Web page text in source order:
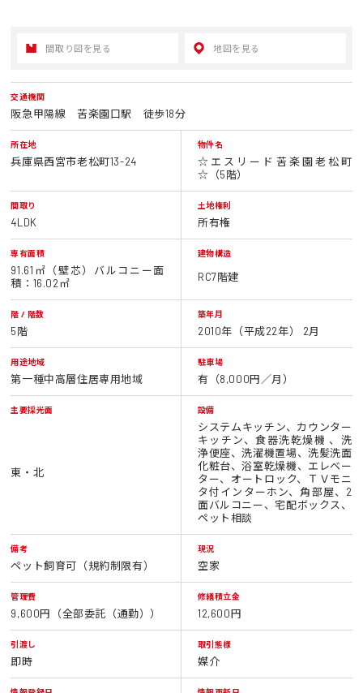
間取り図を見る 地図を見る
交通機関
阪急甲陽線 苦楽園口駅 徒歩18分
所在地
兵庫県西宮市老松町13-24
物件名
☆エスリード苦楽園老松町
☆（5階）
間取り
4LDK
土地権利
所有権
専有面積
91.61㎡（壁芯）バルコニー面
積：16.02㎡
建物構造
RC7階建
階 / 階数
5階
築年月
2010年（平成22年） 2月
用途地域
第一種中高層住居専用地域
駐車場
有（8,000円／月）
主要採光面
東・北
設備
システムキッチン、カウンター
キッチン、食器洗乾燥機 、洗
浄便座、洗濯機置場、洗髪洗面
化粧台、浴室乾燥機、エレベー
ター、オートロック、ＴＶモニ
タ付インターホン、角部屋、2
面バルコニー、宅配ボックス、
ペット相談
備考
ペット飼育可（規約制限有）
現況
空家
管理費
9,600円（全部委託（通勤））
修繕積立金
12,600円
引渡し
即時
取引態様
媒介